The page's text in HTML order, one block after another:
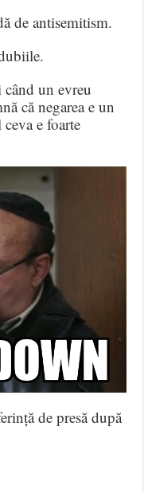
de antisemitism.
un evreu
că negarea e un
e foarte
de presă după